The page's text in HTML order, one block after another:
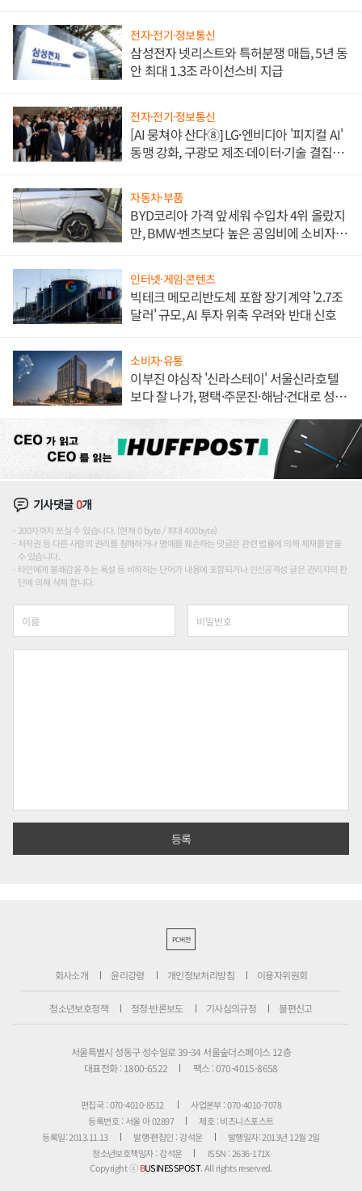
전자·전기·정보통신
삼성전자 넷리스트와 특허분쟁 매듭, 5년 동
안 최대 1.3조 라이선스비 지급
전자·전기·정보통신
[AI 뭉쳐야 산다⑧] LG·엔비디아 '피지컬 AI'
동맹 강화, 구광모 제조·데이터·기술 결집
자동차·부품
BYD코리아 가격 앞세워 수입차 4위 올랐지
만, BMW·벤츠보다 높은 공임비에 소비자
인터넷·게임·콘텐츠
빅테크 메모리반도체 포함 장기계약 '2.7조
달러' 규모, AI 투자 위축 우려와 반대 신호
소비자·유통
이부진 야심작 '신라스테이' 서울신라호텔
보다 잘 나가, 평택·주문진·해남·건대로 성
기사댓글0개
200자까지 쓰실 수 있습니다. (현재 0 byte / 최대 400byte)
저작권 등 다른 사람의 권리를 침해하거나 명예를 훼손하는 댓글은 관련 법률에 의해 제재를 받을
수 있습니다.
타인에게 불쾌감을 주는 욕설 등 비하하는 단어가 내용에 포함되거나 인신공격성 글은 관리자의 판
단에 의해 삭제 합니다.
PC버전
회사소개 윤리강령 개인정보처리방침 이용자위원회
청소년보호정책 정정·반론보도 기사심의규정 불편신고
서울특별시 성동구 성수일로 39-34 서울숲더스페이스 12층
대표전화 : 1800-6522
팩스 : 070-4015-8658
편집국 : 070-4010-8512
사업본부 : 070-4010-7078
등록번호 : 서울 아 02897
제호 : 비즈니스포스트
등록일: 2013.11.13
발행·편집인 : 강석운
발행일자: 2013년 12월 2일
청소년보호책임자 : 강석운
ISSN : 2636-171X
Copyright ⓒBUSINESSPOST. All rights reserved.